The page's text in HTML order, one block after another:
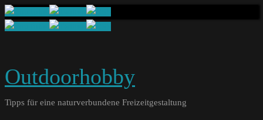
Outdoorhobby
Tipps für eine naturverbundene Freizeitgestaltung